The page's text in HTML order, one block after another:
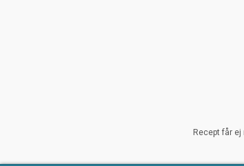
Recept får